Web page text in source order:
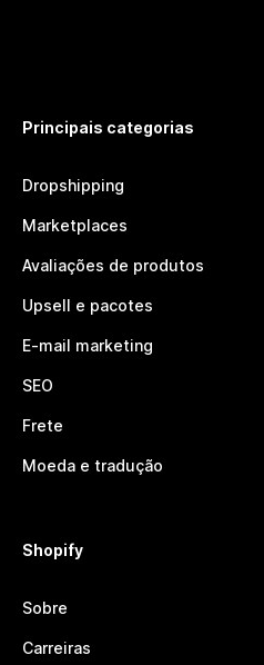
Principais categorias
Dropshipping
Marketplaces
Avaliações de produtos
Upsell e pacotes
E-mail marketing
SEO
Frete
Moeda e tradução
Shopify
Sobre
Carreiras